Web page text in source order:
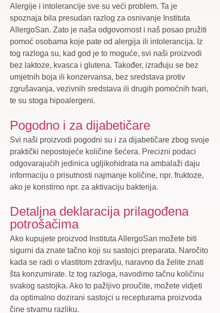
Alergije i intolerancije sve su veći problem. Ta je
spoznaja bila presudan razlog za osnivanje Instituta
AllergoSan. Zato je naša odgovornost i naš posao pružiti
pomoć osobama koje pate od alergija ili intolerancija. Iz
tog razloga su, kad god je to moguće, svi naši proizvodi
bez laktoze, kvasca i glutena. Također, izrađuju se bez
umjetnih boja ili konzervansa, bez sredstava protiv
zgrušavanja, vezivnih sredstava ili drugih pomoćnih tvari,
te su stoga hipoalergeni.
Pogodno i za dijabetičare
Svi naši proizvodi pogodni su i za dijabetičare zbog svoje
praktički nepostojeće količine šećera. Precizni podaci
odgovarajućih jedinica ugljikohidrata na ambalaži daju
informaciju o prisutnosti najmanje količine, npr. fruktoze,
ako je koristimo npr. za aktivaciju bakterija.
Detaljna deklaracija prilagođena
potrošačima
Ako kupujete proizvod Instituta AllergoSan možete biti
sigurni da znate tačno koji su sastojci preparata. Naročito
kada se radi o vlastitom zdravlju, naravno da želite znati
šta konzumirate. Iz tog razloga, navodimo tačnu količinu
svakog sastojka. Ako to pažljivo proučite, možete vidjeti
da optimalno dozirani sastojci u recepturama proizvoda
čine stvarnu razliku.